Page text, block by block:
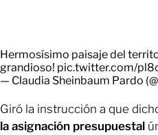
Hermosísimo paisaje del
grandioso! pic.twitter.com/
— Claudia Sheinbaum Pardo
Giró la instrucción a que
la asignación presupuestal